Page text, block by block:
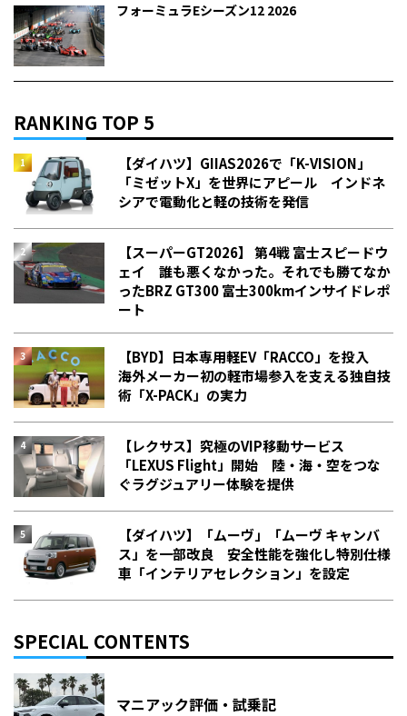
フォーミュラEシーズン12 2026
RANKING TOP 5
【ダイハツ】GIIAS2026で「K-VISION」
「ミゼットX」を世界にアピール インドネ
シアで電動化と軽の技術を発信
【スーパーGT2026】 第4戦 富士スピードウ
ェイ 誰も悪くなかった。それでも勝てなか
った――BRZ GT300 富士300kmインサイドレポ
ート
【BYD】日本専用軽EV「RACCO」を投入
海外メーカー初の軽市場参入を支える独自技
術「X-PACK」の実力
【レクサス】究極のVIP移動サービス
「LEXUS Flight」開始 陸・海・空をつな
ぐラグジュアリー体験を提供
【ダイハツ】「ムーヴ」「ムーヴ キャンバ
ス」を一部改良 安全性能を強化し特別仕様
車「インテリアセレクション」を設定
SPECIAL CONTENTS
マニアック評価・試乗記